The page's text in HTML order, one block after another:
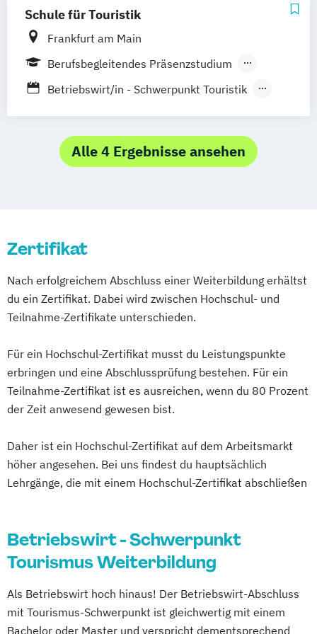
Schule für Touristik
Frankfurt am Main
Berufsbegleitendes Präsenzstudium
Vollzeit
Betriebswirt/in - Schwerpunkt Touristik
Internationale/r Luftverkehrsassistent/-in
Internationale/r Touristikassistent/in
Staatlich gepr. Betriebswirt/-in -
Tourismusmanagement
Alle 4 Ergebnisse ansehen
Zertifikat
Nach erfolgreichem Abschluss einer Weiterbildung erhältst
du ein Zertifikat. Dabei wird zwischen Hochschul- und
Teilnahme-Zertifikate unterschieden.
Für ein Hochschul-Zertifikat musst du Leistungspunkte
erbringen und eine Abschlussprüfung bestehen. Für ein
Teilnahme-Zertifikat ist es ausreichen, wenn du 80 Prozent
der Zeit anwesend gewesen bist.
Daher ist ein Hochschul-Zertifikat auf dem Arbeitsmarkt
höher angesehen. Bei uns findest du hauptsächlich
Lehrgänge, die mit einem Hochschul-Zertifikat abschließen
Betriebswirt - Schwerpunkt
Tourismus Weiterbildung
Als Betriebswirt hoch hinaus! Der Betriebswirt-Abschluss
mit Tourismus-Schwerpunkt ist gleichwertig mit einem
Bachelor oder Master und verspricht dementsprechend